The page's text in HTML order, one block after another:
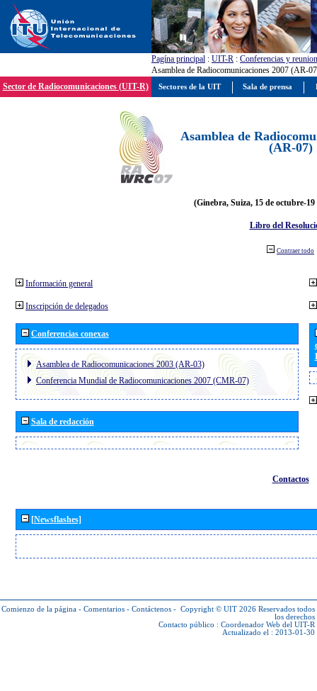
Pagína principal : UIT-R : Conferencias y
Asamblea de Radiocomunicaciones 2007 (AR-
Sector de Radiocomunicaciones (UIT-R)
Asamblea de
(AR-07)
(Ginebra, Suiza, 15 de octubre-19
Libro del
Contraer todo
Información general
Inscripción de delegados
Conferencias conexas
Asamblea de Radiocomunicaciones 2003 (AR-03)
Conferencia Mundial de Radiocomunicaciones 2007 (CMR-07)
Sala de redacción
Contactos
[Newsflashes]
Comienzo de la página - Comentarios - Contáctenos - Copyright © UIT 2026 Reservados todos
los derechos
Contacto público : Coordenador Web del UIT-R
Actualizado el : 2013-01-30
Sectores de la UIT Sala de prensa